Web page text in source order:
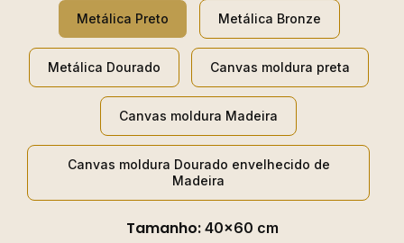
Metálica Preto Metálica Bronze
Metálica Dourado Canvas moldura preta
Canvas moldura Madeira
Canvas moldura Dourado envelhecido de
Madeira
Tamanho: 40x60 cm